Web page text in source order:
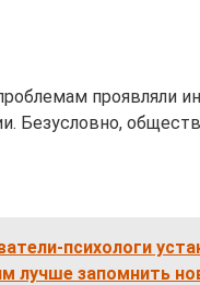
проявляли
Безусловно,
психологи
лучше запомнить